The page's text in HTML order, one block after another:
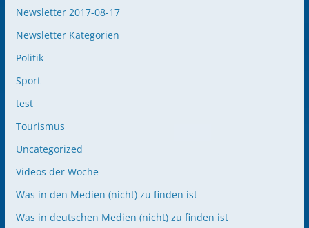
Newsletter 2017-08-17
Newsletter Kategorien
Politik
Sport
test
Tourismus
Uncategorized
Videos der Woche
Was in den Medien (nicht) zu finden ist
Was in deutschen Medien (nicht) zu finden ist